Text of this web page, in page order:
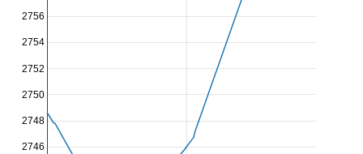
2746
2748
2750
2752
2754
2756